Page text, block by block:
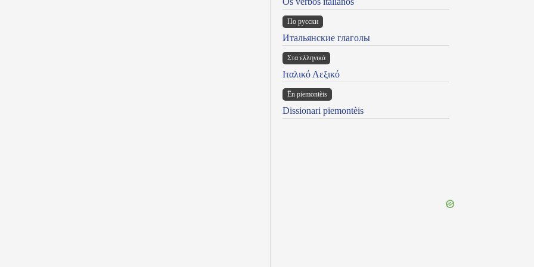
По русски
Итальянские глаголы
Στα ελληνικά
Ιταλικό Λεξικό
Ën piemontèis
Dissionari piemontèis